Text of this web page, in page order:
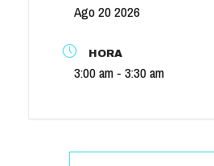
Ago 20 2026
HORA
3:00 am - 3:30 am